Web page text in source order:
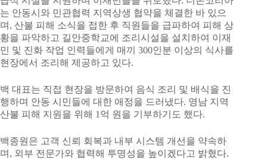
는 안동시와 민관협력 지역상생 협약을 체결한 바 있으
며, 산불 피해 소식을 접한 후 직원들을 급파하여 피해 상
황을 파악하고 길안중학교에 조리시설을 설치하여 이재
민 및 진화 작업 인력들에게 매끼 300인분 이상의 식사를
현장에서 조리해 제공하고 있다.
백 대표는 직접 현장을 방문하여 음식 조리 및 배식을 진
행하며 안동 시민들에 대한 애정을 드러냈다. 영남 지역
산불 피해 지원을 위해 1억 원을 기부하기도 했다.
백종원은 고객 신뢰 회복과 내부 시스템 개선을 약속하
며, 외부 전문가와 협력해 투명성을 높이겠다고 밝혔다.